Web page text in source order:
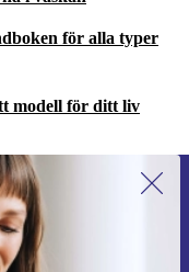
för alla typer
modell för ditt liv
för
200 kr!
igen.